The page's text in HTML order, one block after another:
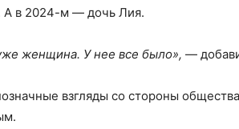
А в 2024-м — дочь Лия.
женщина. У нее все было», —
взгляды со стороны